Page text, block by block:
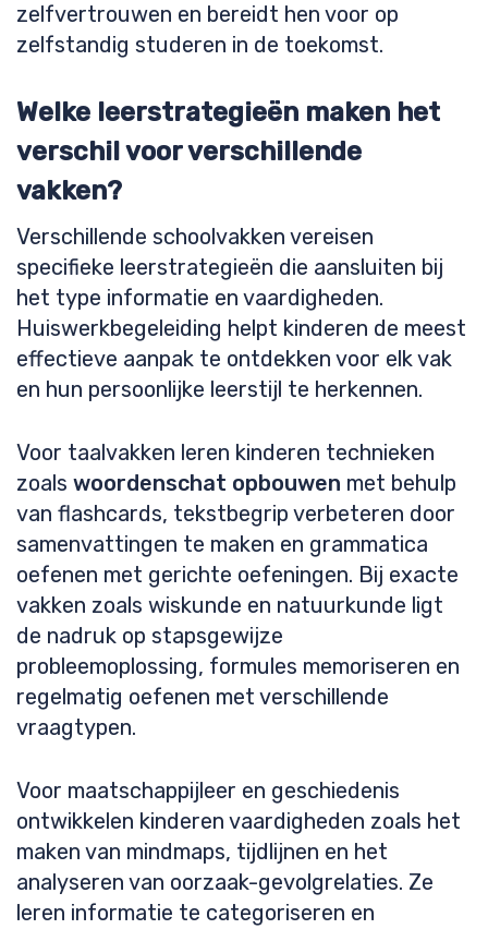
zelfvertrouwen en bereidt hen voor op
zelfstandig studeren in de toekomst.
Welke leerstrategieën maken het
verschil voor verschillende
vakken?
Verschillende schoolvakken vereisen
specifieke leerstrategieën die aansluiten bij
het type informatie en vaardigheden.
Huiswerkbegeleiding helpt kinderen de meest
effectieve aanpak te ontdekken voor elk vak
en hun persoonlijke leerstijl te herkennen.
Voor taalvakken leren kinderen technieken
zoals woordenschat opbouwen met behulp
van flashcards, tekstbegrip verbeteren door
samenvattingen te maken en grammatica
oefenen met gerichte oefeningen. Bij exacte
vakken zoals wiskunde en natuurkunde ligt
de nadruk op stapsgewijze
probleemoplossing, formules memoriseren en
regelmatig oefenen met verschillende
vraagtypen.
Voor maatschappijleer en geschiedenis
ontwikkelen kinderen vaardigheden zoals het
maken van mindmaps, tijdlijnen en het
analyseren van oorzaak-gevolgrelaties. Ze
leren informatie te categoriseren en